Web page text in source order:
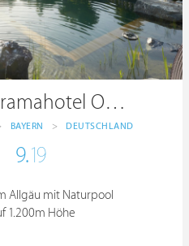
Alpin Chalets Panoramahotel Oberjoch
BAYERN > DEUTSCHLAND
9.19
Allgäu mit Naturpool
1.200m Höhe